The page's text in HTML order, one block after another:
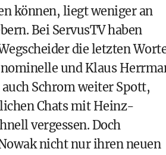
können, liegt weniger an
Bei ServusTV haben
die letzten
und Klaus
Schrom weiter Spott,
Chats mit Heinz-
vergessen. Doch
nicht nur ihren neuen